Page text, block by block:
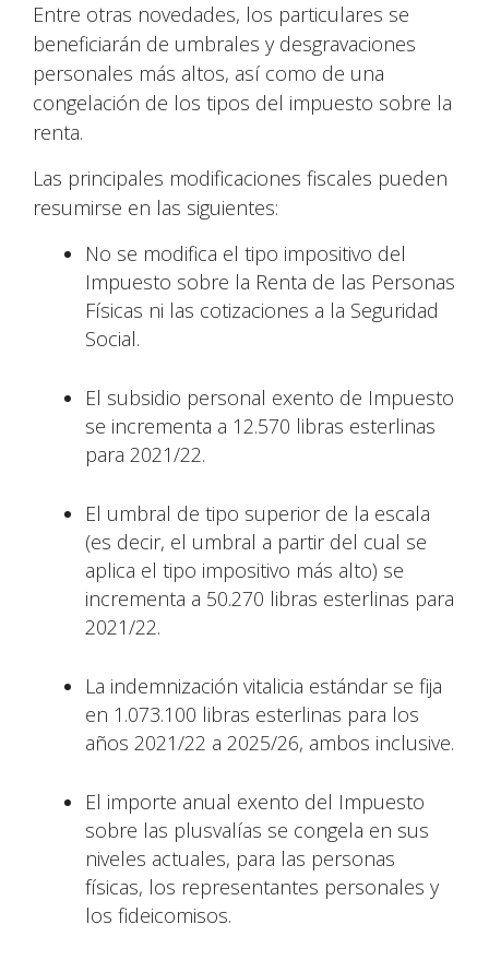
Entre otras novedades, los particulares se
beneficiarán de umbrales y desgravaciones
personales más altos, así como de una
congelación de los tipos del impuesto sobre la
renta.
Las principales modificaciones fiscales pueden
resumirse en las siguientes:
No se modifica el tipo impositivo del
Impuesto sobre la Renta de las Personas
Físicas ni las cotizaciones a la Seguridad
Social.
El subsidio personal exento de Impuesto
se incrementa a 12.570 libras esterlinas
para 2021/22.
El umbral de tipo superior de la escala
(es decir, el umbral a partir del cual se
aplica el tipo impositivo más alto) se
incrementa a 50.270 libras esterlinas para
2021/22.
La indemnización vitalicia estándar se fija
en 1.073.100 libras esterlinas para los
años 2021/22 a 2025/26, ambos inclusive.
El importe anual exento del Impuesto
sobre las plusvalías se congela en sus
niveles actuales, para las personas
físicas, los representantes personales y
los fideicomisos.